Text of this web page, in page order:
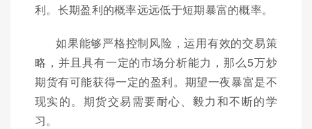
利。长期盈利的概率远远低于短期暴富的概率。
如果能够严格控制风险，运用有效的交易策
略，并且具有一定的市场分析能力，那么5万炒
期货有可能获得一定的盈利。期望一夜暴富是不
现实的。期货交易需要耐心、毅力和不断的学
习。